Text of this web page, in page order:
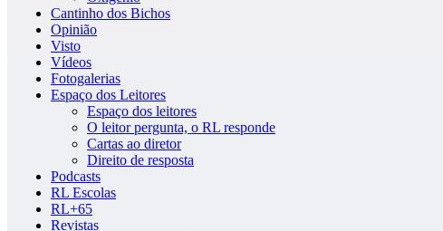
Cantinho dos Bichos
Opinião
Visto
Vídeos
Fotogalerias
Espaço dos Leitores
Espaço dos leitores
O leitor pergunta, o RL responde
Cartas ao diretor
Direito de resposta
Podcasts
RL Escolas
RL+65
Revistas